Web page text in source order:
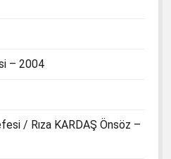
– 2004
/ Rıza KARDAŞ Önsöz –